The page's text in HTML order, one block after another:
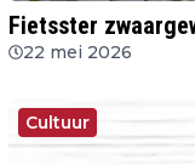
Fietsster
22 mei 2026
Cultuur